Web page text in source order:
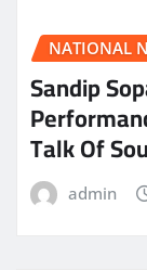
NATIONAL
Sandip
Talk Of
admin